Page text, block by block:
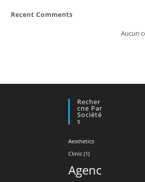
Recent Comments
Aucun
Recher
Cne Par
Société
S
Aesthetics
Clinic (1)
Agenc